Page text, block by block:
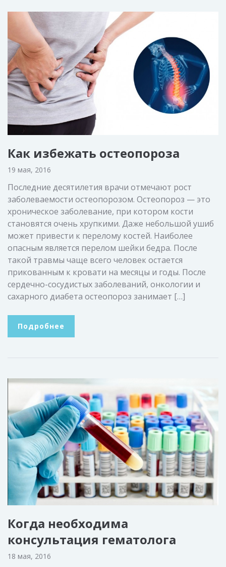
Как избежать остеопороза
19 мая, 2016
Последние десятилетия врачи отмечают рост
заболеваемости остеопорозом. Остеопороз — это
хроническое заболевание, при котором кости
становятся очень хрупкими. Даже небольшой ушиб
может привести к перелому костей. Наиболее
опасным является перелом шейки бедра. После
такой травмы чаще всего человек остается
прикованным к кровати на месяцы и годы. После
сердечно-сосудистых заболеваний, онкологии и
сахарного диабета остеопороз занимает […]
Подробнее
Когда необходима
консультация гематолога
18 мая, 2016